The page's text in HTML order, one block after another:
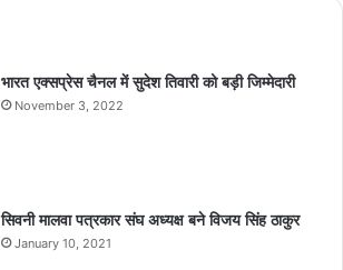
भारत एक्सप्रेस चैनल में सुदेश तिवारी को बड़ी जिम्मेदारी
November 3, 2022
सिवनी मालवा पत्रकार संघ अध्यक्ष बने विजय सिंह ठाकुर
January 10, 2021